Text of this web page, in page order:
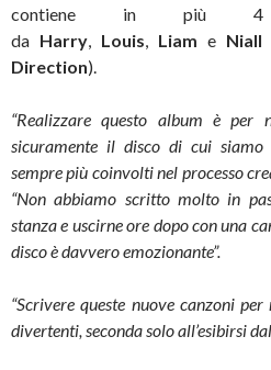
contiene in più 4
da Harry, Louis, Liam e Niall
Direction).
“Realizzare questo album è per
sicuramente il disco di cui siamo
sempre più coinvolti nel processo
“Non abbiamo scritto molto in
stanza e uscirne ore dopo con una
disco è davvero emozionante”.
“Scrivere queste nuove canzoni
divertenti, seconda solo all’esibirsi